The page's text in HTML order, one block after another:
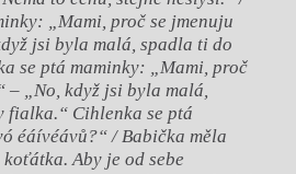
„Mami, proč se jmenuju
jsi byla malá, spadla ti do
se ptá maminky: „Mami, proč
„No, když jsi byla malá,
fialka.“ Cihlenka se ptá
éáívéávů?“ / Babička měla
Aby je od sebe